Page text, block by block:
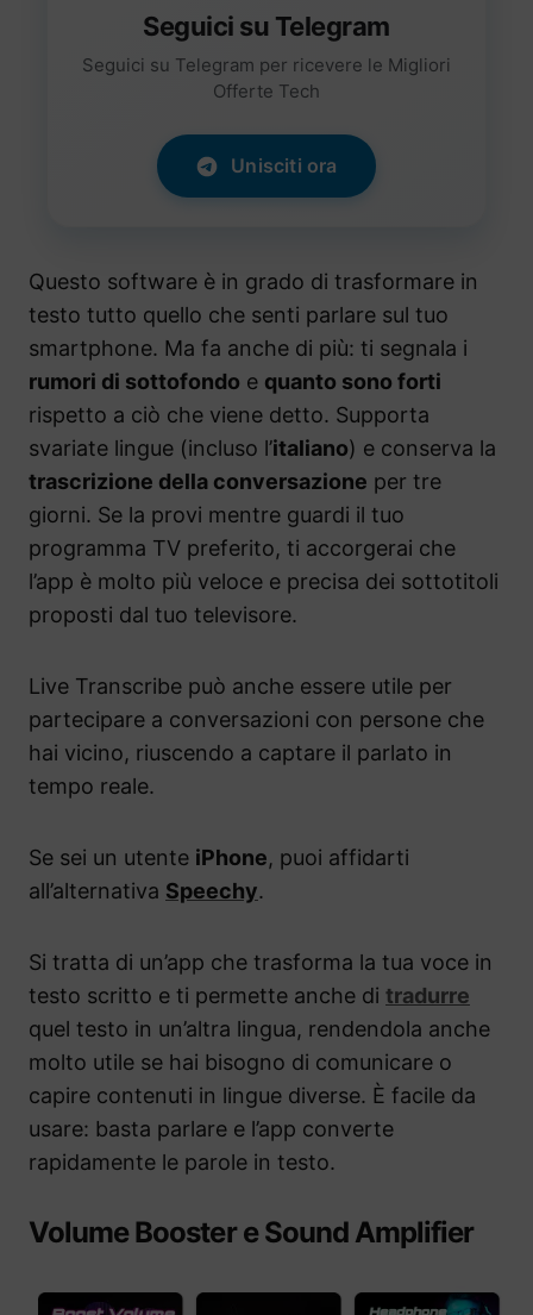
Seguici su Telegram
Seguici su Telegram per ricevere le Migliori
Offerte Tech
Unisciti ora
Questo software è in grado di trasformare in
testo tutto quello che senti parlare sul tuo
smartphone. Ma fa anche di più: ti segnala i
rumori di sottofondo e quanto sono forti
rispetto a ciò che viene detto. Supporta
svariate lingue (incluso l’italiano) e conserva la
trascrizione della conversazione per tre
giorni. Se la provi mentre guardi il tuo
programma TV preferito, ti accorgerai che
l’app è molto più veloce e precisa dei sottotitoli
proposti dal tuo televisore.
Live Transcribe può anche essere utile per
partecipare a conversazioni con persone che
hai vicino, riuscendo a captare il parlato in
tempo reale.
Se sei un utente iPhone, puoi affidarti
all’alternativa Speechy.
Si tratta di un’app che trasforma la tua voce in
testo scritto e ti permette anche di tradurre
quel testo in un’altra lingua, rendendola anche
molto utile se hai bisogno di comunicare o
capire contenuti in lingue diverse. È facile da
usare: basta parlare e l’app converte
rapidamente le parole in testo.
Volume Booster e Sound Amplifier